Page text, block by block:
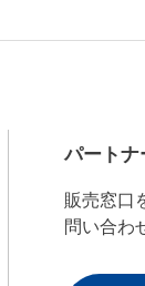
パートナ
販売窓口
問い合わ